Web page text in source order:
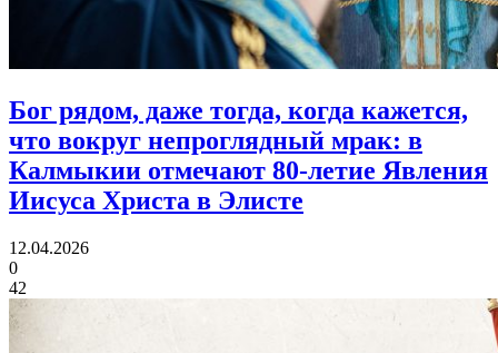
Бог рядом, даже тогда, когда кажется,
что вокруг непроглядный мрак: в
Калмыкии отмечают 80‑летие Явления
Иисуса Христа в Элисте
12.04.2026
0
42